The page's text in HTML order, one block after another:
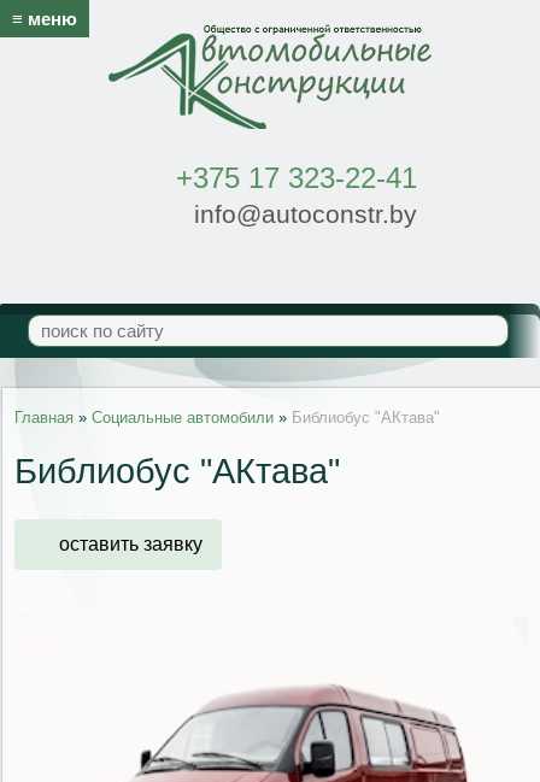
≡ меню
+375 17 323-22-41
info@autoconstr.by
Главная » Социальные автомобили » Библиобус "АКтава"
Библиобус "АКтава"
оставить заявку